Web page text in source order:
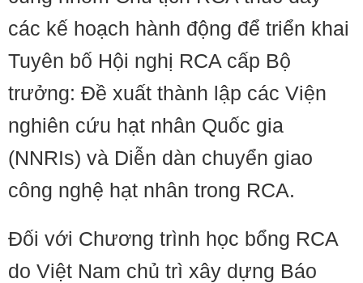
các kế hoạch hành động để triển khai
Tuyên bố Hội nghị RCA cấp Bộ
trưởng: Đề xuất thành lập các Viện
nghiên cứu hạt nhân Quốc gia
(NNRIs) và Diễn dàn chuyển giao
công nghệ hạt nhân trong RCA.
Đối với Chương trình học bổng RCA
do Việt Nam chủ trì xây dựng Báo